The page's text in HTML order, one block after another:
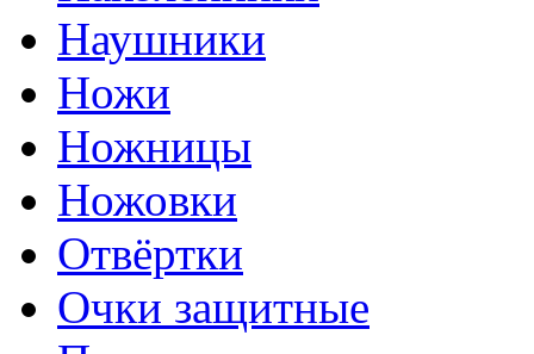
Наушники
Ножи
Ножницы
Ножовки
Отвёртки
Очки защитные